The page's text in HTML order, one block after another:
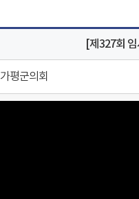
[제327회
가평군의회